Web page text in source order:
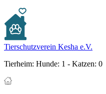
Tierschutzverein Kesha e.V.
Tierheim: Hunde: 1 - Katzen: 0